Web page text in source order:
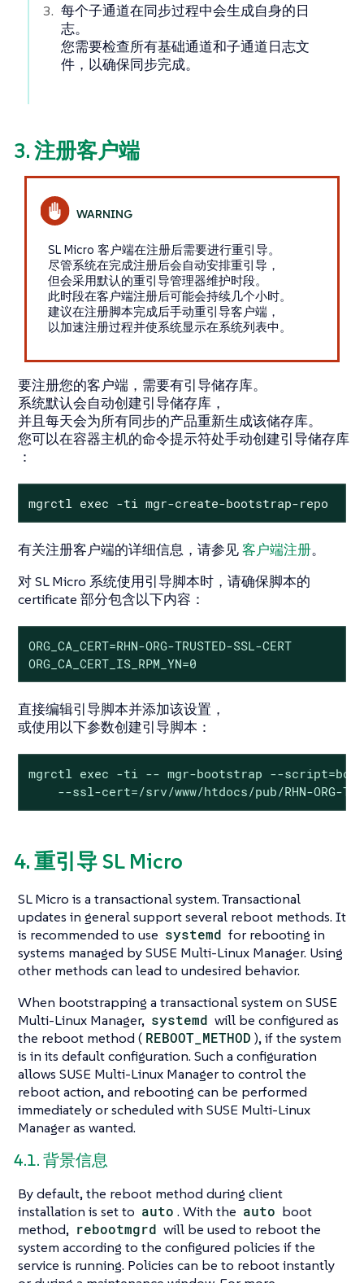
每个子通道在同步过程中会生成自身的日
志。
您需要检查所有基础通道和子通道日志文
件，以确保同步完成。
3. 注册客户端
SL Micro 客户端在注册后需要进行重引导。
尽管系统在完成注册后会自动安排重引导，
但会采用默认的重引导管理器维护时段。
此时段在客户端注册后可能会持续几个小时。
建议在注册脚本完成后手动重引导客户端，
以加速注册过程并使系统显示在系统列表中。
要注册您的客户端，需要有引导储存库。
系统默认会自动创建引导储存库，
并且每天会为所有同步的产品重新生成该储存库。
您可以在容器主机的命令提示符处手动创建引导储存库
：
mgrctl exec -ti mgr-create-bootstrap-repo
有关注册客户端的详细信息，请参见客户端注册。
对 SL Micro 系统使用引导脚本时，请确保脚本的
certificate 部分包含以下内容：
ORG_CA_CERT=RHN-ORG-TRUSTED-SSL-CERT
ORG_CA_CERT_IS_RPM_YN=0
直接编辑引导脚本并添加该设置，
或使用以下参数创建引导脚本：
mgrctl exec -ti -- mgr-bootstrap --
--ssl-cert=/srv/www/htdocs/pub/RHN-ORG-
4. 重引导 SL Micro
SL Micro is a transactional system. Transactional
updates in general support several reboot methods. It
is recommended to use systemd for rebooting in
systems managed by SUSE Multi-Linux Manager. Using
other methods can lead to undesired behavior.
When bootstrapping a transactional system on SUSE
Multi-Linux Manager, systemd will be configured as
the reboot method ( REBOOT_METHOD ), if the system
is in its default configuration. Such a configuration
allows SUSE Multi-Linux Manager to control the
reboot action, and rebooting can be performed
immediately or scheduled with SUSE Multi-Linux
Manager as wanted.
4.1. 背景信息
By default, the reboot method during client
installation is set to auto . With the auto boot
method, rebootmgrd will be used to reboot the
system according to the configured policies if the
service is running. Policies can be to reboot instantly